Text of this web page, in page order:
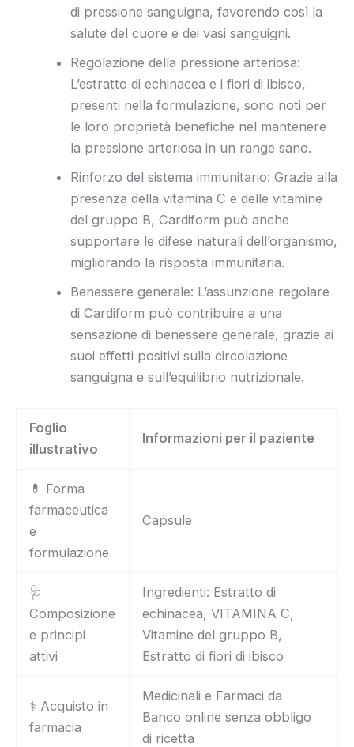
di pressione sanguigna, favorendo così la
salute del cuore e dei vasi sanguigni.
Regolazione della pressione arteriosa:
L’estratto di echinacea e i fiori di ibisco,
presenti nella formulazione, sono noti per
le loro proprietà benefiche nel mantenere
la pressione arteriosa in un range sano.
Rinforzo del sistema immunitario: Grazie alla
presenza della vitamina C e delle vitamine
del gruppo B, Cardiform può anche
supportare le difese naturali dell’organismo,
migliorando la risposta immunitaria.
Benessere generale: L’assunzione regolare
di Cardiform può contribuire a una
sensazione di benessere generale, grazie ai
suoi effetti positivi sulla circolazione
sanguigna e sull’equilibrio nutrizionale.
Foglio
illustrativo
Informazioni per il paziente
💊 Forma
farmaceutica
e
formulazione
Capsule
🩺
Composizione
e principi
attivi
Ingredienti: Estratto di
echinacea, VITAMINA C,
Vitamine del gruppo B,
Estratto di fiori di ibisco
⚕️ Acquisto in
farmacia
Medicinali e Farmaci da
Banco online senza obbligo
di ricetta